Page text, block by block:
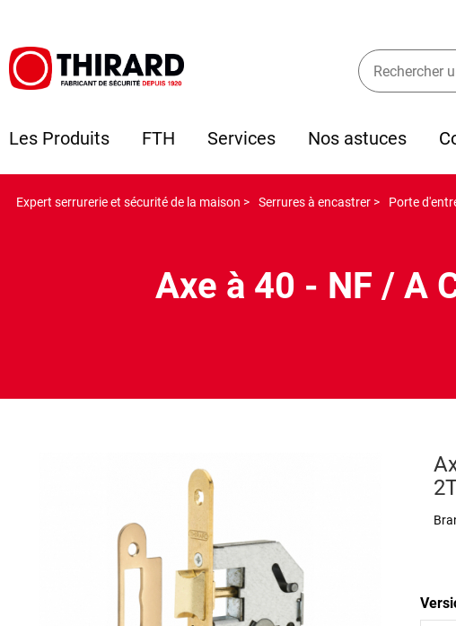
Les Produits FTH Services Nos astuces
Expert serrurerie et sécurité de la maison > Serrures à encastrer > Porte
Axe à 40 - NF / A